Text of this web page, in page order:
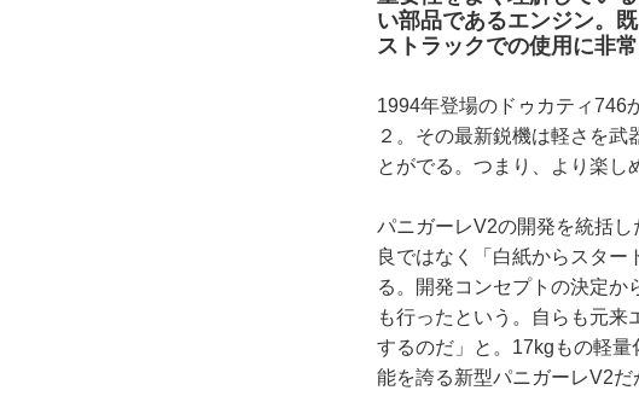
い部品であるエンジン。
ストラックでの使用に非
1994年登場のドゥカティ746
２。その最新鋭機は軽さを
とがでる。つまり、より楽し
パニガーレV2の開発を統括
良ではなく「白紙からスタ
る。開発コンセプトの決定か
も行ったという。自らも元来
するのだ」と。17kgもの軽
能を誇る新型パニガーレV2